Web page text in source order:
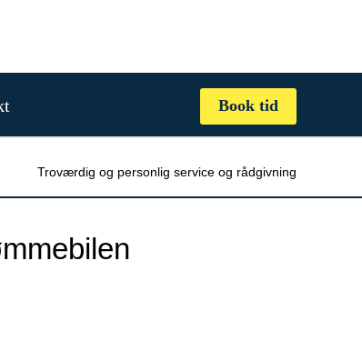
Book tid
Troværdig og personlig service og rådgivning